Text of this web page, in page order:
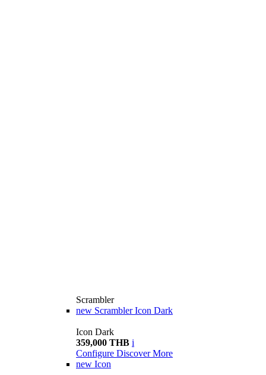
Scrambler
new Scrambler Icon Dark
Icon Dark
359,000 THB i
Configure Discover More
new Icon